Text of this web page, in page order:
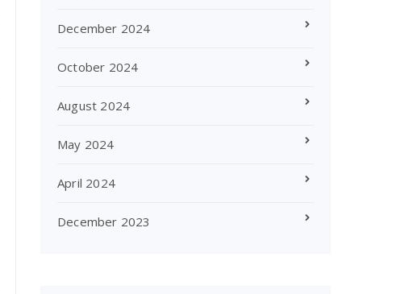
December 2024
October 2024
August 2024
May 2024
April 2024
December 2023